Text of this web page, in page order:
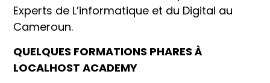
Experts de L’informatique et du Digital au
Cameroun.
QUELQUES FORMATIONS PHARES À
LOCALHOST ACADEMY